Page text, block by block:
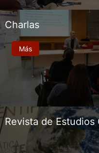
Charlas
Más
Revista de Estudios